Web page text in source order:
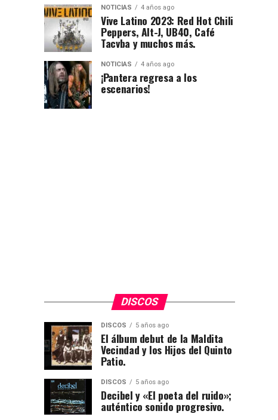
NOTICIAS 4 años ago
Vive Latino 2023: Red Hot Chili
Peppers, Alt-J, UB40, Café
Tacvba y muchos más.
NOTICIAS 4 años ago
¡Pantera regresa a los
escenarios!
DISCOS
DISCOS 5 años ago
El álbum debut de la Maldita
Vecindad y los Hijos del Quinto
Patio.
DISCOS 5 años ago
Decibel y «El poeta del ruido»;
auténtico sonido progresivo.